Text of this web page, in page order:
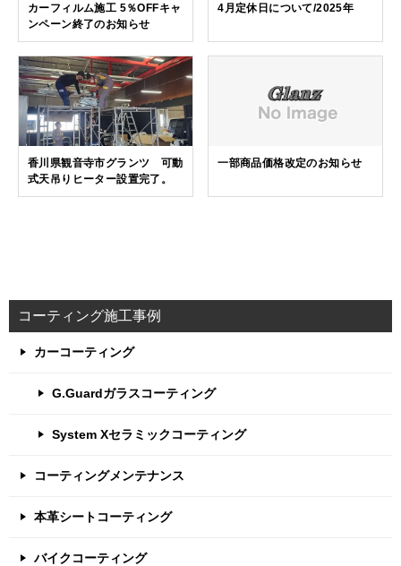
カーフィルム施工 5％OFFキャ
ンペーン終了のお知らせ
4月定休日について/2025年
香川県観音寺市グランツ 可動
式天吊りヒーター設置完了。
一部商品価格改定のお知らせ
コーティング施工事例
カーコーティング
G.Guardガラスコーティング
System Xセラミックコーティング
コーティングメンテナンス
本革シートコーティング
バイクコーティング